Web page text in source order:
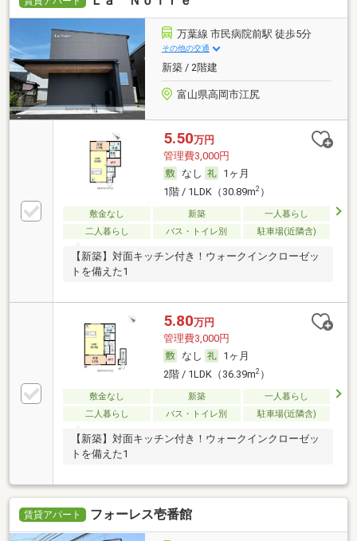
万葉線 市民病院前駅 徒歩5分
その他の交通
新築 / 2階建
富山県高岡市江尻
5.50万円
管理費3,000円
なし
1ヶ月
1階 / 1LDK（30.89m2）
敷金なし 新築
一人暮らし
二人暮らし
バス・トイレ別 駐車場(近隣含)
【新築】対面キッチン付き！ウォークインクローゼッ
トを備えた1
5.80万円
管理費3,000円
なし
1ヶ月
2階 / 1LDK（36.39m2）
敷金なし 新築
一人暮らし
二人暮らし
バス・トイレ別 駐車場(近隣含)
【新築】対面キッチン付き！ウォークインクローゼッ
トを備えた1
賃貸アパート フォーレス壱番館